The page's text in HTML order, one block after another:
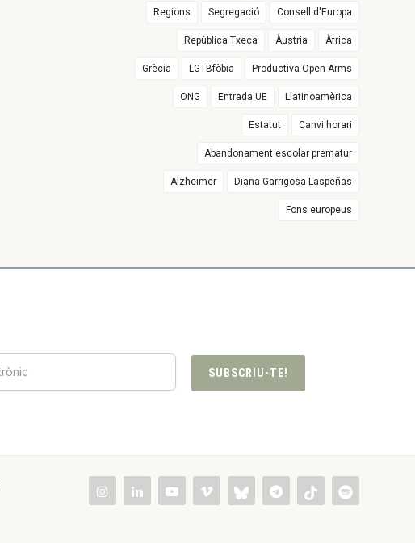
Regions Segregació Consell d'Europa
República Txeca Àustria Àfrica
Grècia LGTBfòbia Productiva Open Arms
ONG Entrada UE Llatinoamèrica
Estatut Canvi horari
Abandonament escolar prematur
Alzheimer Diana Garrigosa Laspeñas
Fons europeus
SUBSCRIU-TE!